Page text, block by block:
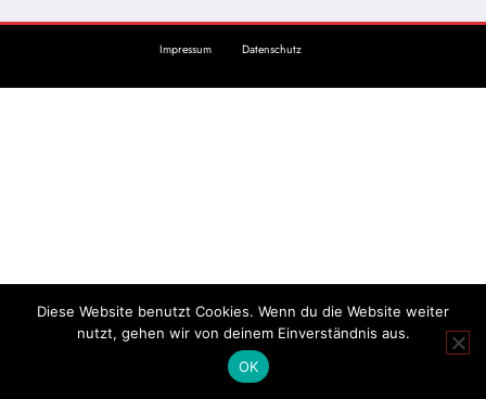
Impressum Datenschutz
Diese Website benutzt Cookies. Wenn du die Website weiter
nutzt, gehen wir von deinem Einverständnis aus.
OK